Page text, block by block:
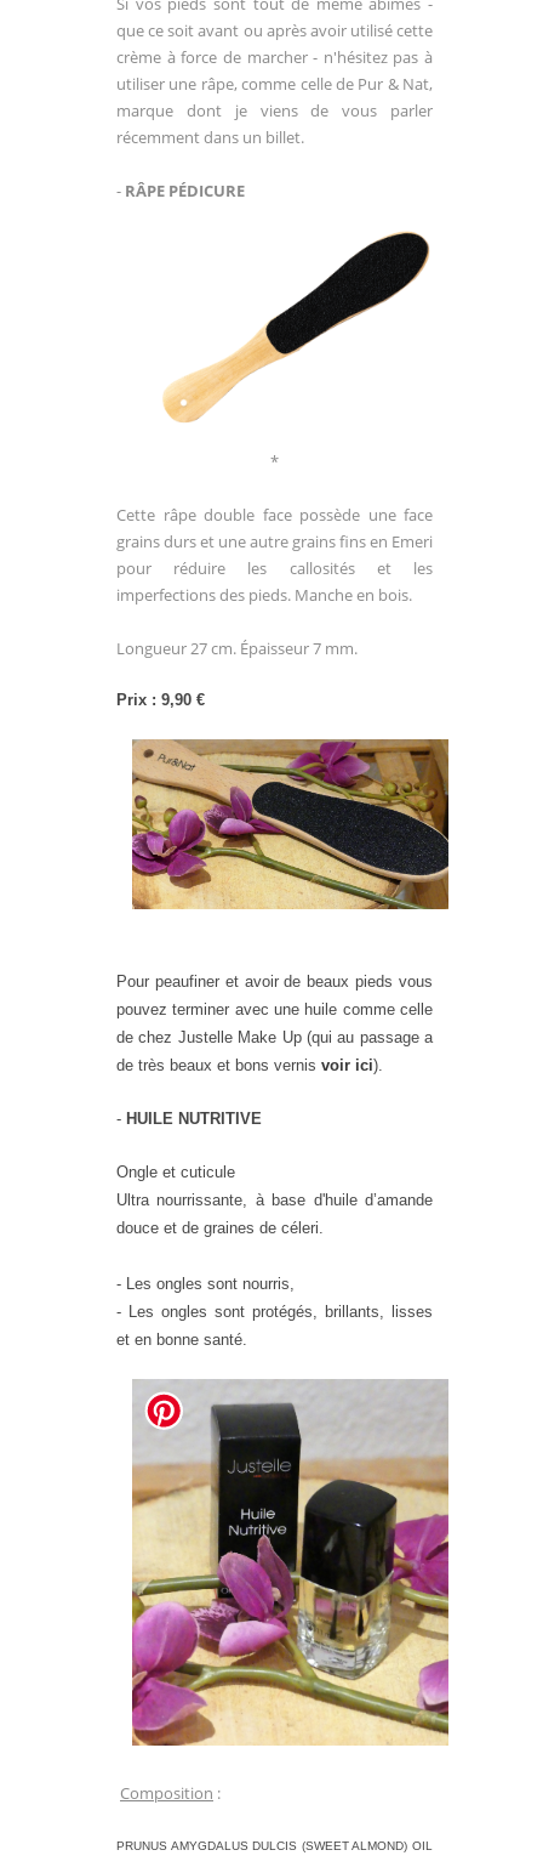
que ce soit avant ou après avoir utilisé cette
crème à force de marcher - n'hésitez pas à
utiliser une râpe, comme celle de Pur & Nat,
marque dont je viens de vous parler
récemment dans un billet.
- RÂPE PÉDICURE
*
Cette râpe double face possède une face
grains durs et une autre grains fins en Emeri
pour réduire les callosités et les
imperfections des pieds. Manche en bois.
Longueur 27 cm. Épaisseur 7 mm.
Prix : 9,90 €
Pour peaufiner et avoir de beaux pieds vous
pouvez terminer avec une huile comme celle
de chez Justelle Make Up (qui au passage a
de très beaux et bons vernis voir ici).
- HUILE NUTRITIVE
Ongle et cuticule
Ultra nourrissante, à base d'huile d’amande
douce et de graines de céleri.
- Les ongles sont nourris,
- Les ongles sont protégés, brillants, lisses
et en bonne santé.
Composition :
PRUNUS AMYGDALUS DULCIS (SWEET ALMOND) OIL